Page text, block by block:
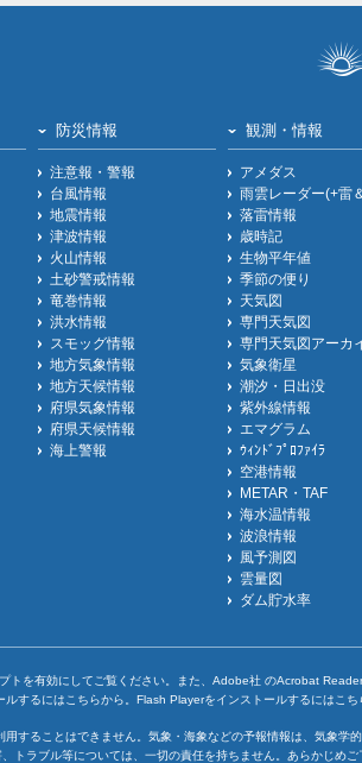
防災情報
注意報・警報
台風情報
地震情報
津波情報
火山情報
土砂警戒情報
竜巻情報
洪水情報
スモッグ情報
地方気象情報
地方天候情報
府県気象情報
府県天候情報
海上警報
観測・情報
アメダス
雨雲レーダー(+雷
落雷情報
歳時記
生物平年値
季節の便り
天気図
専門天気図
専門天気図アーカ
気象衛星
潮汐・日出没
紫外線情報
エマグラム
ｳｨﾝﾄﾞﾌﾟﾛﾌｧｲﾗ
空港情報
METAR・TAF
海水温情報
波浪情報
風予測図
雲量図
ダム貯水率
トを有効にしてご覧ください。また、Adobe社 のAcrobat
ルするには こちらから。Flash Playerをインストールするには こち
用することはできません。気象・海象などの予報情報は、気象
トラブル等については、一切の責任を持ちません。あらかじめ